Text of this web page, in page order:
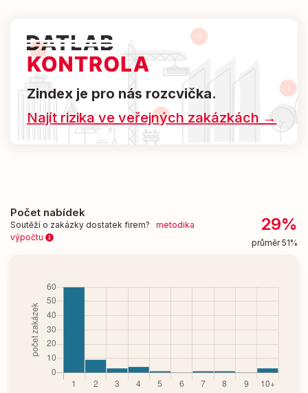
Zindex je pro nás rozcvička.
Najít rizika ve veřejných zakázkách →
Počet nabídek
Soutěží o zakázky dostatek firem? metodika
výpočtu
29%
průměr 51%